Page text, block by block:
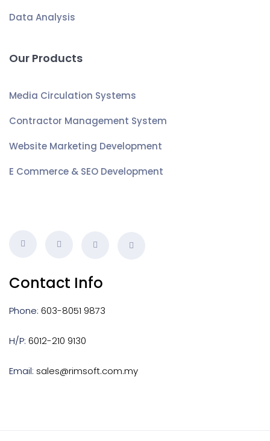
Data Analysis
Our Products
Media Circulation Systems
Contractor Management System
Website Marketing Development
E Commerce & SEO Development
Contact Info
Phone: 603-8051 9873
H/P: 6012-210 9130
Email: sales@rimsoft.com.my